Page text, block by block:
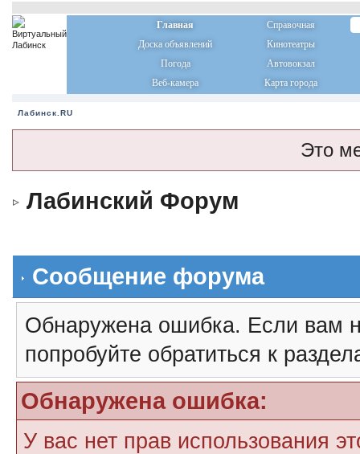
Главная
Справочная
Доска объявлений
Кинотеатры
Погода
Автовокзал
Веб-камера
Карта города
Лабинск.RU
Это
Лабинский Форум
Сообщение форума
Обнаружена ошибка. Если вам
попробуйте обратиться к
Обнаружена ошибка:
У вас нет прав использования